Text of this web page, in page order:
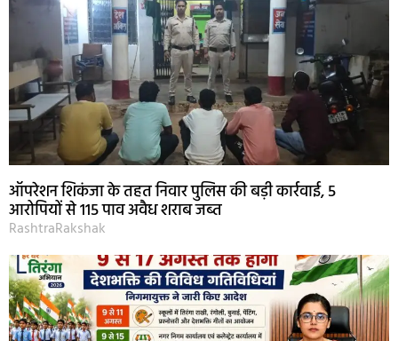
ऑपरेशन शिकंजा के तहत निवार पुलिस की बड़ी कार्रवाई, 5
आरोपियों से 115 पाव अवैध शराब जब्त
RashtraRakshak